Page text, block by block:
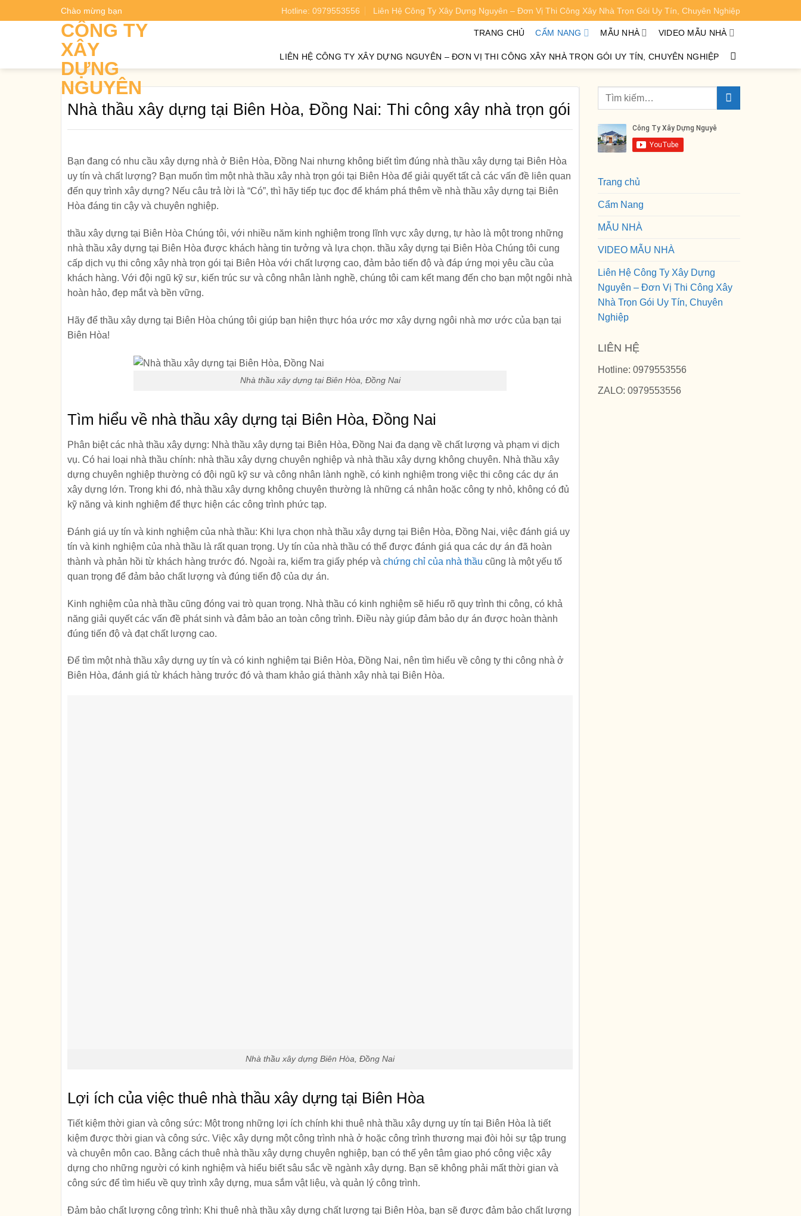
to
Chào mừng bạn Hotline: 0979553556 Liên Hệ Công Ty Xây Dựng Nguyên – Đơn Vị Thi Công Xây Nhà Trọn Gói Uy Tín, Chuyên Nghiệp
CÔNG TY
XÂY
DỰNG
NGUYÊN
TRANG CHỦ CẨM NANG MẪU NHÀ VIDEO MẪU NHÀ
LIÊN HỆ CÔNG TY XÂY DỰNG NGUYÊN – ĐƠN VỊ THI CÔNG XÂY NHÀ TRỌN GÓI UY TÍN, CHUYÊN NGHIỆP
Nhà thầu xây dựng tại Biên Hòa, Đồng Nai: Thi công xây nhà trọn gói
Bạn đang có nhu cầu xây dựng nhà ở Biên Hòa, Đồng Nai nhưng không biết tìm đúng nhà thầu xây dựng tại Biên Hòa
uy tín và chất lượng? Bạn muốn tìm một nhà thầu xây nhà trọn gói tại Biên Hòa để giải quyết tất cả các vấn đề liên quan
đến quy trình xây dựng? Nếu câu trả lời là “Có”, thì hãy tiếp tục đọc để khám phá thêm về nhà thầu xây dựng tại Biên
Hòa đáng tin cậy và chuyên nghiệp.
thầu xây dựng tại Biên Hòa Chúng tôi, với nhiều năm kinh nghiệm trong lĩnh vực xây dựng, tự hào là một trong những
nhà thầu xây dựng tại Biên Hòa được khách hàng tin tưởng và lựa chọn. thầu xây dựng tại Biên Hòa Chúng tôi cung
cấp dịch vụ thi công xây nhà trọn gói tại Biên Hòa với chất lượng cao, đảm bảo tiến độ và đáp ứng mọi yêu cầu của
khách hàng. Với đội ngũ kỹ sư, kiến trúc sư và công nhân lành nghề, chúng tôi cam kết mang đến cho bạn một ngôi nhà
hoàn hảo, đẹp mắt và bền vững.
Hãy để thầu xây dựng tại Biên Hòa chúng tôi giúp bạn hiện thực hóa ước mơ xây dựng ngôi nhà mơ ước của bạn tại
Biên Hòa!
Nhà thầu xây dựng tại Biên Hòa, Đồng Nai
Tìm hiểu về nhà thầu xây dựng tại Biên Hòa, Đồng Nai
Phân biệt các nhà thầu xây dựng: Nhà thầu xây dựng tại Biên Hòa, Đồng Nai đa dạng về chất lượng và phạm vi dịch
vụ. Có hai loại nhà thầu chính: nhà thầu xây dựng chuyên nghiệp và nhà thầu xây dựng không chuyên. Nhà thầu xây
dựng chuyên nghiệp thường có đội ngũ kỹ sư và công nhân lành nghề, có kinh nghiệm trong việc thi công các dự án
xây dựng lớn. Trong khi đó, nhà thầu xây dựng không chuyên thường là những cá nhân hoặc công ty nhỏ, không có đủ
kỹ năng và kinh nghiệm để thực hiện các công trình phức tạp.
Đánh giá uy tín và kinh nghiệm của nhà thầu: Khi lựa chọn nhà thầu xây dựng tại Biên Hòa, Đồng Nai, việc đánh giá uy
tín và kinh nghiệm của nhà thầu là rất quan trọng. Uy tín của nhà thầu có thể được đánh giá qua các dự án đã hoàn
thành và phản hồi từ khách hàng trước đó. Ngoài ra, kiểm tra giấy phép và chứng chỉ của nhà thầu cũng là một yếu tố
quan trọng để đảm bảo chất lượng và đúng tiến độ của dự án.
Kinh nghiệm của nhà thầu cũng đóng vai trò quan trọng. Nhà thầu có kinh nghiệm sẽ hiểu rõ quy trình thi công, có khả
năng giải quyết các vấn đề phát sinh và đảm bảo an toàn công trình. Điều này giúp đảm bảo dự án được hoàn thành
đúng tiến độ và đạt chất lượng cao.
Để tìm một nhà thầu xây dựng uy tín và có kinh nghiệm tại Biên Hòa, Đồng Nai, nên tìm hiểu về công ty thi công nhà ở
Biên Hòa, đánh giá từ khách hàng trước đó và tham khảo giá thành xây nhà tại Biên Hòa.
Nhà thầu xây dựng Biên Hòa, Đồng Nai
Lợi ích của việc thuê nhà thầu xây dựng tại Biên Hòa
Tiết kiệm thời gian và công sức: Một trong những lợi ích chính khi thuê nhà thầu xây dựng uy tín tại Biên Hòa là tiết
kiệm được thời gian và công sức. Việc xây dựng một công trình nhà ở hoặc công trình thương mại đòi hỏi sự tập trung
và chuyên môn cao. Bằng cách thuê nhà thầu xây dựng chuyên nghiệp, bạn có thể yên tâm giao phó công việc xây
dựng cho những người có kinh nghiệm và hiểu biết sâu sắc về ngành xây dựng. Bạn sẽ không phải mất thời gian và
công sức để tìm hiểu về quy trình xây dựng, mua sắm vật liệu, và quản lý công trình.
Đảm bảo chất lượng công trình: Khi thuê nhà thầu xây dựng chất lượng tại Biên Hòa, bạn sẽ được đảm bảo chất lượng
Trang chủ
Cẩm Nang
MẪU NHÀ
VIDEO MẪU NHÀ
Liên Hệ Công Ty Xây Dựng
Nguyên – Đơn Vị Thi Công Xây
Nhà Trọn Gói Uy Tín, Chuyên
Nghiệp
LIÊN HỆ
Hotline: 0979553556
ZALO: 0979553556
Dự toán chi phí xây nhà chính xác 95%. XEM CHI TIẾT